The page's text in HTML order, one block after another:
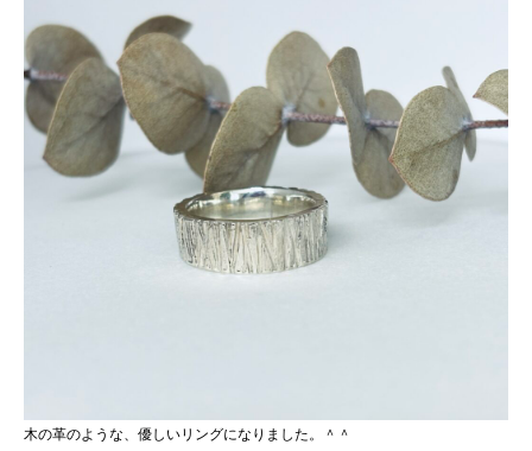
木の革のような、優しいリングになりました。＾＾